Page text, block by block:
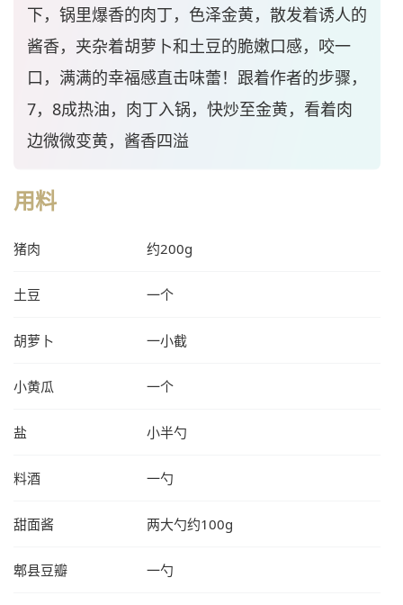
下，锅里爆香的肉丁，色泽金黄，散发着诱人的
酱香，夹杂着胡萝卜和土豆的脆嫩口感，咬一
口，满满的幸福感直击味蕾！跟着作者的步骤，
7，8成热油，肉丁入锅，快炒至金黄，看着肉
边微微变黄，酱香四溢
用料
猪肉 约200g
土豆 一个
胡萝卜 一小截
小黄瓜 一个
盐 小半勺
料酒 一勺
甜面酱 两大勺约100g
郫县豆瓣 一勺